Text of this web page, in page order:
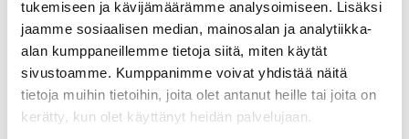
tukemiseen ja kävijämäärämme analysoimiseen. Lisäksi
jaamme sosiaalisen median, mainosalan ja analytiikka-
alan kumppaneillemme tietoja siitä, miten käytät
sivustoamme. Kumppanimme voivat yhdistää näitä
tietoja muihin tietoihin, joita olet antanut heille tai joita on
kerätty, kun olet käyttänyt heidän palvelujaan.
mobilisaatiosta.
– Oikeudellinen mobilisaatio tarkoittaa sitä, että ihmiset
käyttävät oikeutta vaikuttamiskeinona muuttaakseen lakia,
oikeusjärjestelmää tai yhteiskunnallisia valtarakenteita. Se voi
tarkoittaa vaikkapa oikeustapausten viemistä tuomioistuimiin tai
kansalaisaloitteiden käynnistämistä – laajemmin oikeuden